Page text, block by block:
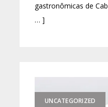
gastronômicas de
… ]
UNCATEGORIZED